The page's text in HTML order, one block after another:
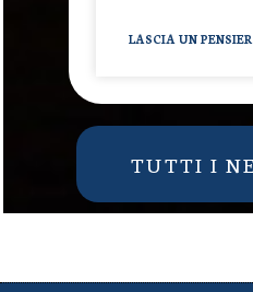
LASCIA UN
TUTTI I